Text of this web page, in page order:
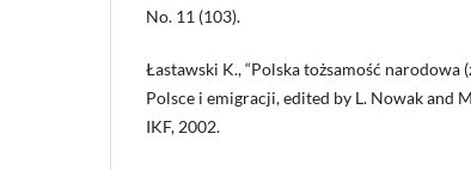
No. 11 (103).
Łastawski K., “Polska tożsamość narodowa
Polsce i emigracji, edited by L. Nowak and
IKF, 2002.